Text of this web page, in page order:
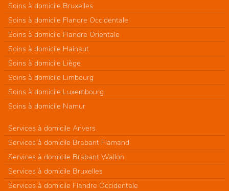
Soins à domicile Bruxelles
Soins à domicile Flandre Occidentale
Soins à domicile Flandre Orientale
Soins à domicile Hainaut
Soins à domicile Liège
Soins à domicile Limbourg
Soins à domicile Luxembourg
Soins à domicile Namur
Services à domicile Anvers
Services à domicile Brabant Flamand
Services à domicile Brabant Wallon
Services à domicile Bruxelles
Services à domicile Flandre Occidentale